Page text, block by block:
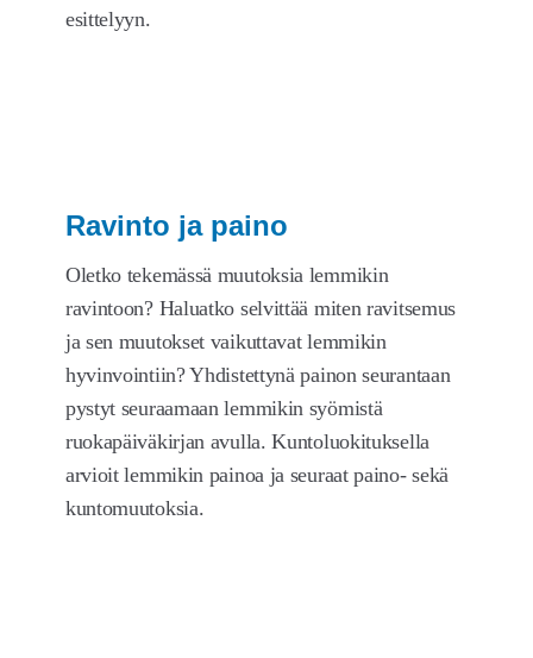
esittelyyn.
Ravinto ja paino
Oletko tekemässä muutoksia lemmikin
ravintoon? Haluatko selvittää miten ravitsemus
ja sen muutokset vaikuttavat lemmikin
hyvinvointiin? Yhdistettynä painon seurantaan
pystyt seuraamaan lemmikin syömistä
ruokapäiväkirjan avulla. Kuntoluokituksella
arvioit lemmikin painoa ja seuraat paino- sekä
kuntomuutoksia.